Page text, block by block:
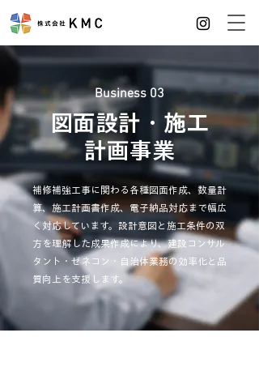
Business 03
図面設計・施工
計画事業
補修補強工事に関わる各種図面作成、数量計
算、施工計画書作成、電子納品対応まで幅広
く対応しています。設計意図と施工条件の双
方を理解した成果作成により、建設コンサル
タント・ゼネコン・自治体業務の効率化と品
質向上を支援します。